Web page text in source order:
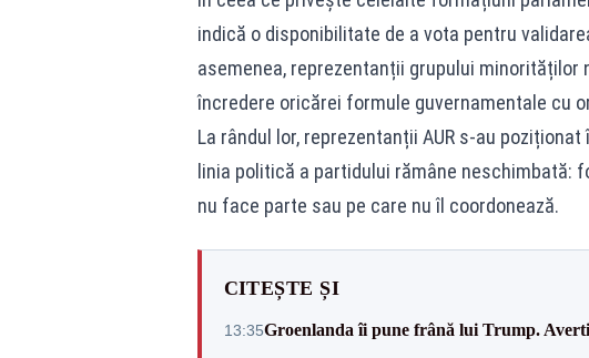
indică o disponibilitate de a vota pentru
asemenea, reprezentanții grupului minorităților
încredere oricărei formule guvernamentale cu
La rândul lor, reprezentanții AUR s-au
linia politică a partidului rămâne neschimbată:
nu face parte sau pe care nu îl coordonează.
CITEȘTE ȘI
13:35Groenlanda îi pune frână lui Trump.